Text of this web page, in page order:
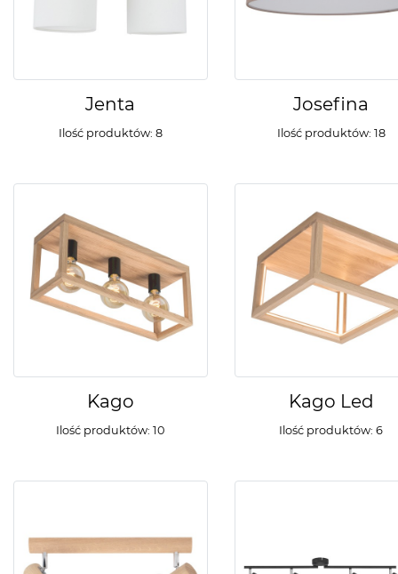
Jenta
Ilość produktów: 8
Josefina
Ilość produktów: 18
Kago
Ilość produktów: 10
Kago Led
Ilość produktów: 6